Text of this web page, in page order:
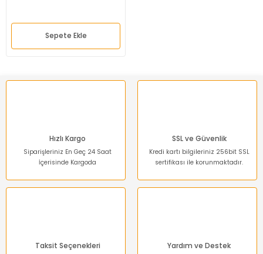
Sepete Ekle
Hızlı Kargo
Siparişleriniz En Geç 24 Saat
İçerisinde Kargoda
SSL ve Güvenlik
Kredi kartı bilgileriniz 256bit SSL
sertifikası ile korunmaktadır.
Taksit Seçenekleri Yardım ve Destek